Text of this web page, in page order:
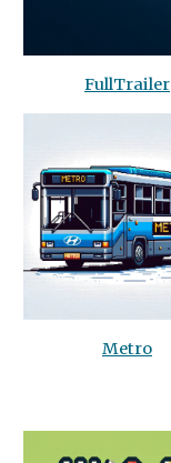
FullTrailer
Metro